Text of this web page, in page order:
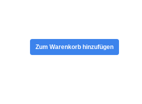
Zum Warenkorb hinzufügen